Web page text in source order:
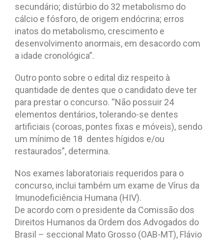
secundário; distúrbio do 32 metabolismo do
cálcio e fósforo, de origem endócrina; erros
inatos do metabolismo, crescimento e
desenvolvimento anormais, em desacordo com
a idade cronológica”.
Outro ponto sobre o edital diz respeito à
quantidade de dentes que o candidato deve ter
para prestar o concurso. “Não possuir 24
elementos dentários, tolerando-se dentes
artificiais (coroas, pontes fixas e móveis), sendo
um mínimo de 18 dentes hígidos e/ou
restaurados”, determina.
Nos exames laboratoriais requeridos para o
concurso, inclui também um exame de Vírus da
Imunodeficiência Humana (HIV).
De acordo com o presidente da Comissão dos
Direitos Humanos da Ordem dos Advogados do
Brasil – seccional Mato Grosso (OAB-MT), Flávio